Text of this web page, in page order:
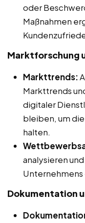
oder
Maßnahmen
Marktforschung
Markttrends:
Markttrends
digitaler
bleiben, um
halten.
analysieren
Dokumentation